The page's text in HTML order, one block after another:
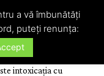
intoxicația cu
a vă îmbunătăți
puteți renunța: